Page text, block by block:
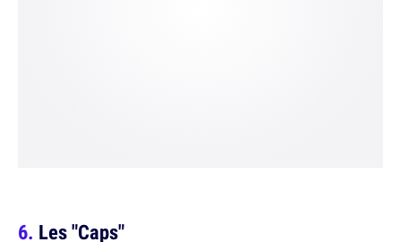
Les "Caps"